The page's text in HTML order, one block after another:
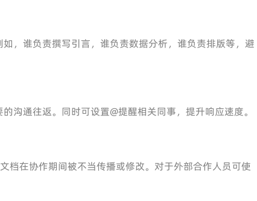
，谁负责撰写引言，谁负责数据分析，谁负责排版等，避
沟通往返。同时可设置@提醒相关同事，提升响应速度。
在协作期间被不当传播或修改。对于外部合作人员可使